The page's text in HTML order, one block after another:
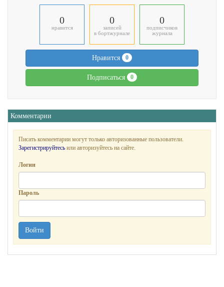
0
нравится
0
записей
в бортжурнале
0
подписчиков
журнала
Нравится 0
Подписаться 0
Комментарии
Писать комментарии могут только авторизованные пользователи.
Зарегистрируйтесь или авторизуйтесь на сайте.
Логин
Пароль